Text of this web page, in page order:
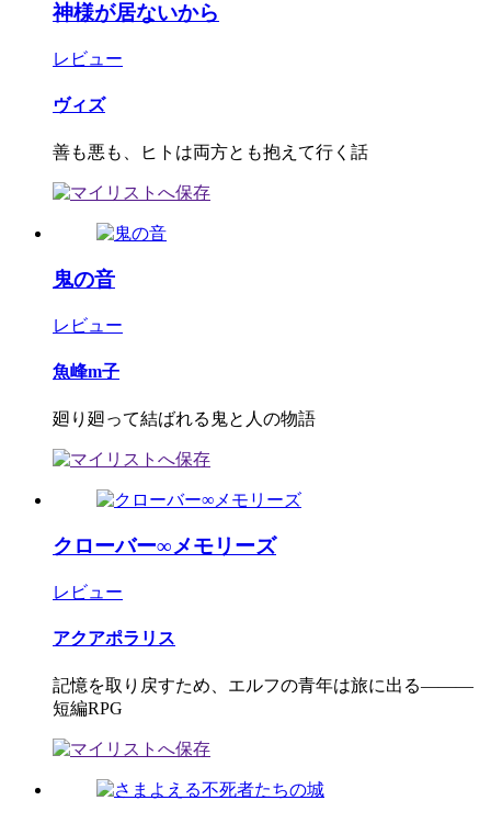
神様が居ないから
レビュー
ヴィズ
善も悪も、ヒトは両方とも抱えて行く話
鬼の音
レビュー
魚峰m子
廻り廻って結ばれる鬼と人の物語
クローバー∞メモリーズ
レビュー
アクアポラリス
記憶を取り戻すため、エルフの青年は旅に出る―――
短編RPG